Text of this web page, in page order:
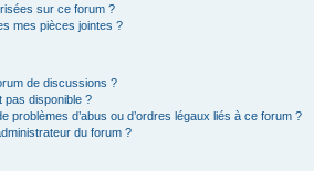
sur ce forum ?
mes pièces jointes ?
de discussions ?
pas disponible ?
problèmes d’abus ou d’ordres légaux liés à ce forum ?
du forum ?